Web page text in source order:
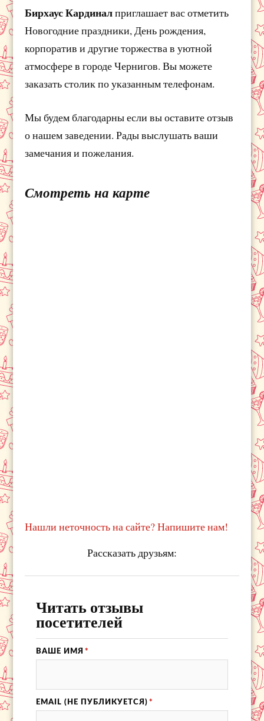
Бирхаус Кардиналприглашает вас отметить
Новогодние праздники, День рождения,
корпоратив и другие торжества в уютной
атмосфере в городе Чернигов. Вы можете
заказать столик по указанным телефонам.
Мы будем благодарны если вы оставите отзыв
о нашем заведении. Рады выслушать ваши
замечания и пожелания.
Смотреть на карте
Нашли неточность на сайте? Напишите нам!
Рассказать друзьям:
Читать отзывы
посетителей
ВАШЕ ИМЯ *
EMAIL (НЕ ПУБЛИКУЕТСЯ) *